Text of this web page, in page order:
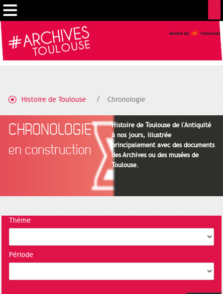
Histoire de Toulouse Chronologie
CHRONOLOGIE
en construction
Histoire de Toulouse de l'Antiquité
à nos jours, illustrée
principalement avec des documents
des Archives ou des musées de
Toulouse.
Thème
Période
Gestion de vos préférences sur les cookies